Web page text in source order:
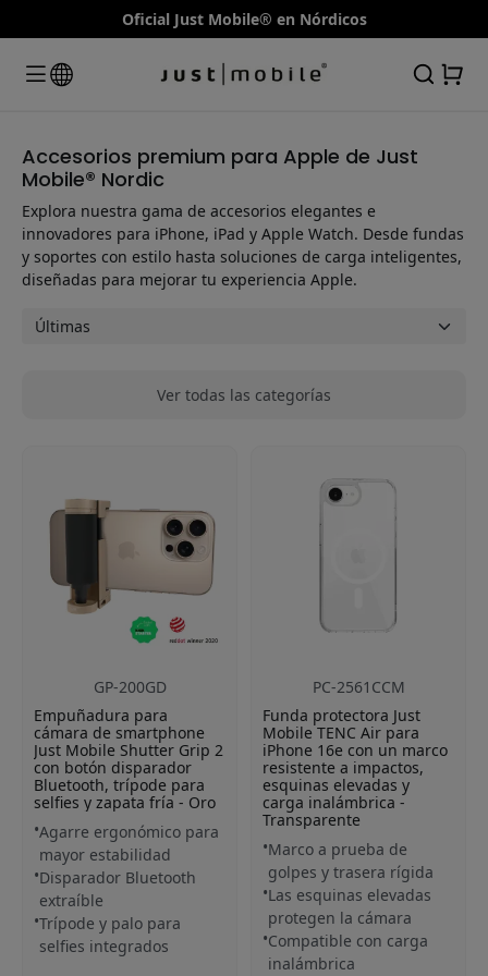
Oficial Just Mobile® en Nórdicos
Accesorios premium para Apple de Just
Mobile® Nordic
Explora nuestra gama de accesorios elegantes e
innovadores para iPhone, iPad y Apple Watch. Desde fundas
y soportes con estilo hasta soluciones de carga inteligentes,
diseñadas para mejorar tu experiencia Apple.
Ver todas las categorías
GP-200GD
Empuñadura para
cámara de smartphone
Just Mobile Shutter Grip 2
con botón disparador
Bluetooth, trípode para
selfies y zapata fría - Oro
Agarre ergonómico para
mayor estabilidad
Disparador Bluetooth
extraíble
Trípode y palo para
selfies integrados
PC-2561CCM
Funda protectora Just
Mobile TENC Air para
iPhone 16e con un marco
resistente a impactos,
esquinas elevadas y
carga inalámbrica -
Transparente
Marco a prueba de
golpes y trasera rígida
Las esquinas elevadas
protegen la cámara
Compatible con carga
inalámbrica